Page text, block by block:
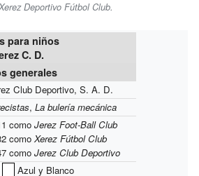
Deportivo Fútbol Club.
para niños
C. D.
generales
Club Deportivo, S. A. D.
, La bulería mecánica
como Jerez Foot-Ball Club
como Xerez Fútbol Club
como Jerez Club Deportivo
Azul y Blanco